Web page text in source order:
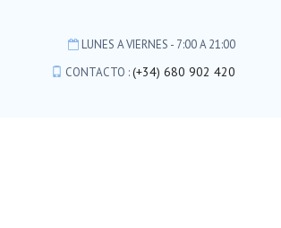
LUNES A VIERNES - 7:00 A 21:00
CONTACTO :(+34) 680 902 420